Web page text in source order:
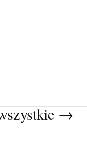
→